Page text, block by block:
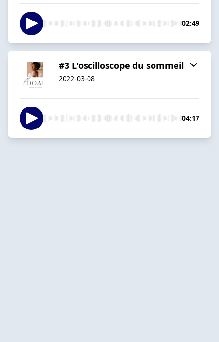
02:49
#3 L'oscilloscope du sommeil
2022-03-08
04:17